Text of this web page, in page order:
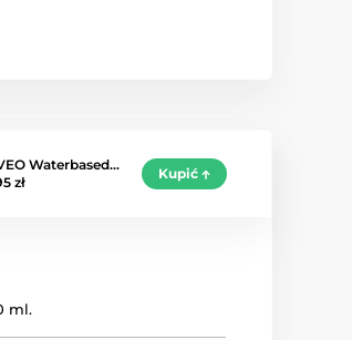
Waterbased…
zł
Kupić
ml.